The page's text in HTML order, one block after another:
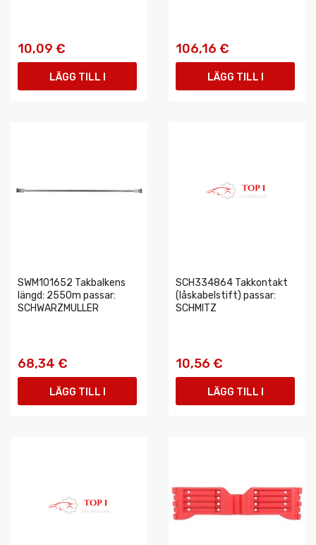
10,09 €
LÄGG TILL I
106,16 €
LÄGG TILL I
SWM101652 Takbalkens
längd: 2550m passar:
SCHWARZMULLER
68,34 €
LÄGG TILL I
SCH334864 Takkontakt
(låskabelstift) passar:
SCHMITZ
10,56 €
LÄGG TILL I